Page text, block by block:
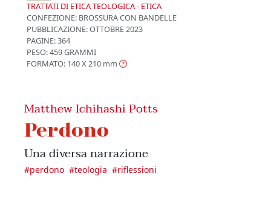
TRATTATI DI ETICA TEOLOGICA - ETICA
CONFEZIONE: BROSSURA CON BANDELLE
PUBBLICAZIONE:OTTOBRE 2023
PAGINE: 364
PESO: 459 GRAMMI
FORMATO: 140 X 210 mm
Matthew Ichihashi Potts
Perdono
Una diversa narrazione
#perdono #teologia #riflessioni